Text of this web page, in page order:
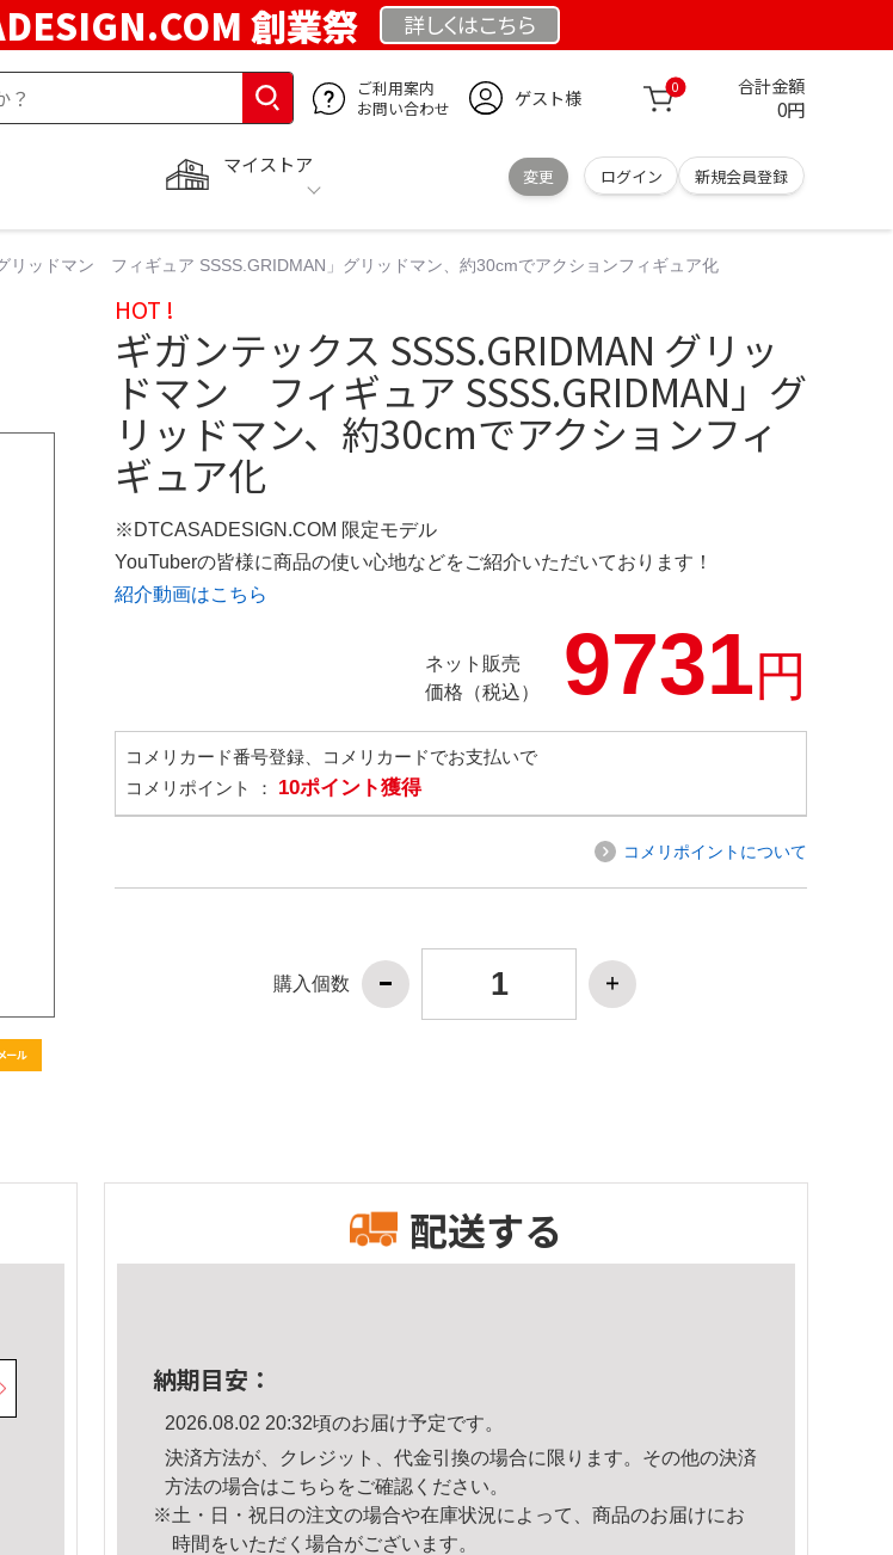
創業祭 詳しくはこちら
ご利用案内
お問い合わせ
ゲスト様 0 合計金額
0円
マイストア
変更 ログイン 新規会員登録
リッドマン フィギュア SSSS.GRIDMAN」グリッドマン、約30cmでアクションフィギュア化
HOT !
ギガンテックス SSSS.GRIDMAN グリッ
ドマン フィギュア SSSS.GRIDMAN」グ
リッドマン、約30cmでアクションフィ
ギュア化
※DTCASADESIGN.COM 限定モデル
YouTuberの皆様に商品の使い心地などをご紹介いただいております！
紹介動画はこちら
ネット販売
価格（税込）
9731円
コメリカード番号登録、コメリカードでお支払いで
コメリポイント ： 10ポイント獲得
コメリポイントについて
購入個数
配送する
納期目安：
2026.08.02 20:32頃のお届け予定です。
決済方法が、クレジット、代金引換の場合に限ります。その他の決済
方法の場合はこちら をご確認ください。
※土・日・祝日の注文の場合や在庫状況によって、商品のお届けにお
時間をいただく場合がございます。